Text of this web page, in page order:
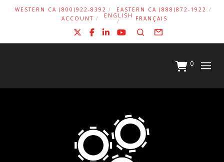
WESTERN CA (800)922-8392
EASTERN CA (888)872-1922
ACCOUNT
ENGLISH FRANÇAIS
Facebook
LinkedIn
YouTube
SearchForm
0